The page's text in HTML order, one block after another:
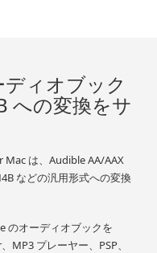
ィオブック
への変換をサ
は、Audible AA/AAX
などの汎用形式への変換
のオーディオブックを
MP3 プレーヤー、PSP、